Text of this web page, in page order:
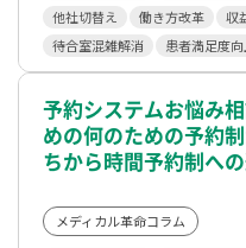
他社切替え
働き方改革 収
待合室混雑解消
患者満足度
予約システムお悩み
めの何のための予約
ちから時間予約制へ
メディカル革命コラム